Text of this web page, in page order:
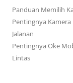
Panduan Memilih
Pentingnya
Jalanan
Pentingnya Oke
Lintas